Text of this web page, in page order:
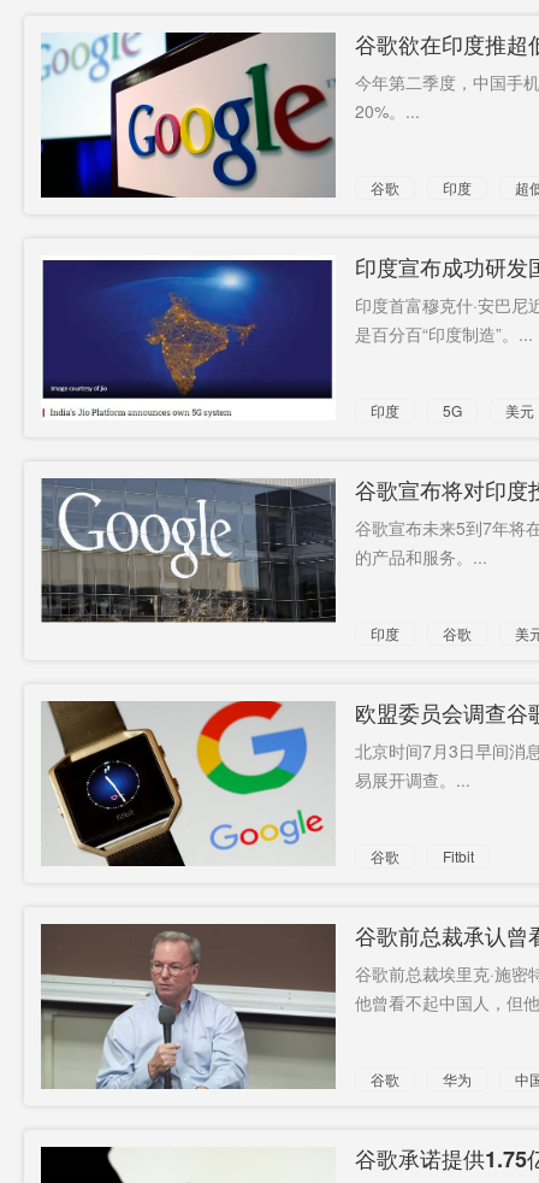
试剂盒
煤价 影厅
巴以关系
谷歌欲在印度推超
今年第二季度，中国手
20%。...
谷歌 印度 超
印度宣布成功研发
印度首富穆克什·安巴
是百分百“印度制造”。...
印度 5G 美元
谷歌宣布将对印度
谷歌宣布未来5到7年将
的产品和服务。...
印度 谷歌 美
欧盟委员会调查
北京时间7月3日早间消
易展开调查。...
谷歌 Fitbit
谷歌前总裁承认曾
谷歌前总裁埃里克·施
他曾看不起中国人，但
谷歌 华为 中
谷歌承诺提供1.75